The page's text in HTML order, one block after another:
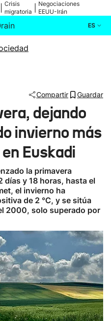
Crisis
migratoria
Negociaciones
EEUU-Irán
ES
Compartir Guardar
dejando
invierno más
Euskadi
la primavera
días y 18 horas, hasta el
el invierno ha
de 2 °C, y se sitúa
2000, solo superado por